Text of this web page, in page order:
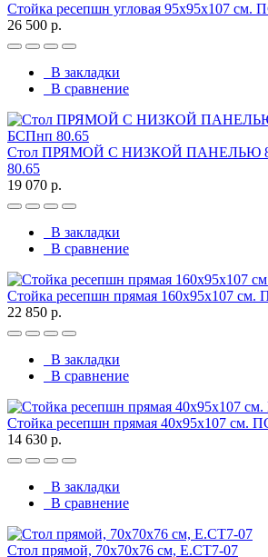
Стойка ресепшн угловая 95х95х107 см.
26 500 р.
В закладки
В сравнение
Стол ПРЯМОЙ С НИЗКОЙ ПАНЕЛЬЮ
80.65
19 070 р.
В закладки
В сравнение
Стойка ресепшн прямая 160х95х107 см.
22 850 р.
В закладки
В сравнение
Стойка ресепшн прямая 40х95х107 см.
14 630 р.
В закладки
В сравнение
Стол прямой, 70x70x76 см, Е.СТ7-07